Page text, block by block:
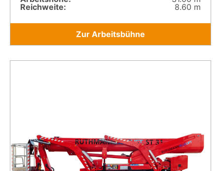
Reichweite:
8.60 m
Zur Arbeitsbühne